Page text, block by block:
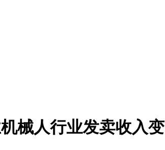
械人行业发卖收入变